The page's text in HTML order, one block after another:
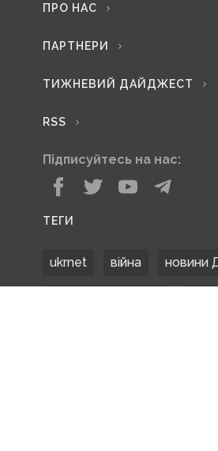
ПРО НАС
ПАРТНЕРИ
ТИЖНЕВИЙ ДАЙДЖЕСТ
RSS
Підписуйтесь на нас:
ТЕГИ
ukrnet війна новини